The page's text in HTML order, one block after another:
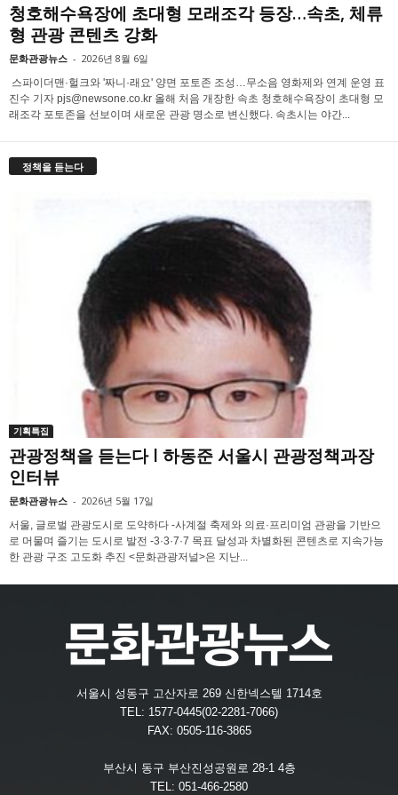
청호해수욕장에 초대형 모래조각 등장…속초, 체류
형 관광 콘텐츠 강화
문화관광뉴스 - 2026년 8월 6일
스파이더맨·헐크와 '짜니·래요' 양면 포토존 조성…무소음 영화제와 연계 운영 표
진수 기자 pjs@newsone.co.kr 올해 처음 개장한 속초 청호해수욕장이 초대형 모
래조각 포토존을 선보이며 새로운 관광 명소로 변신했다. 속초시는 야간...
정책을 듣는다
기획특집
관광정책을 듣는다 l 하동준 서울시 관광정책과장
인터뷰
문화관광뉴스 - 2026년 5월 17일
서울, 글로벌 관광도시로 도약하다 -사계절 축제와 의료·프리미엄 관광을 기반으
로 머물며 즐기는 도시로 발전 -3·3·7·7 목표 달성과 차별화된 콘텐츠로 지속가능
한 관광 구조 고도화 추진 <문화관광저널>은 지난...
서울시 성동구 고산자로 269 신한넥스텔 1714호
TEL: 1577-0445(02-2281-7066)
FAX: 0505-116-3865
부산시 동구 부산진성공원로 28-1 4층
TEL: 051-466-2580